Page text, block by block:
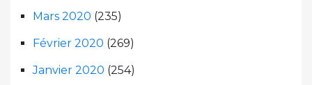
Mars 2020 (235)
Février 2020 (269)
Janvier 2020 (254)